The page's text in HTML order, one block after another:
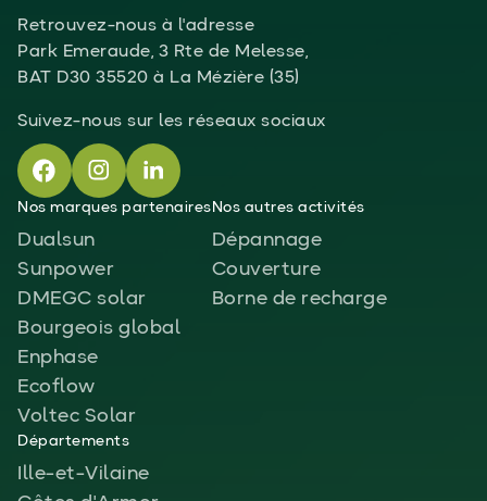
Retrouvez-nous à l'adresse
Park Emeraude, 3 Rte de Melesse,
BAT D30 35520 à La Mézière (35)
Suivez-nous sur les réseaux sociaux
Nos marques partenaires
Dualsun
Sunpower
DMEGC solar
Bourgeois global
Enphase
Ecoflow
Voltec Solar
Nos autres activités
Dépannage
Couverture
Borne de recharge
Départements
Ille-et-Vilaine